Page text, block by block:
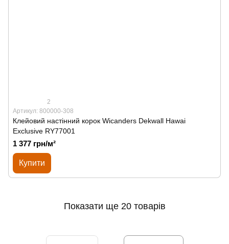
2
Артикул: 800000-308
Клейовий настінний корок Wicanders Dekwall Hawai
Exclusive RY77001
1 377 грн/м²
Купити
Показати ще 20 товарів